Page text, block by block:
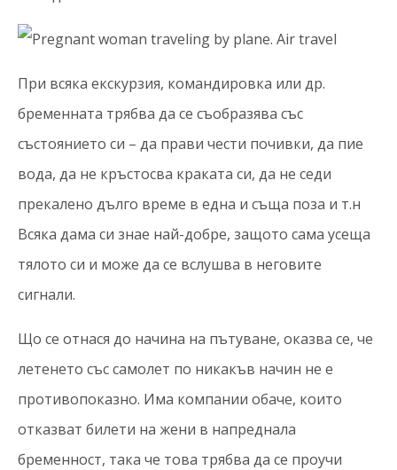
При всяка екскурзия, командировка или др.
бременната трябва да се съобразява със
състоянието си – да прави чести почивки, да пие
вода, да не кръстосва краката си, да не седи
прекалено дълго време в една и съща поза и т.н
Всяка дама си знае най-добре, защото сама усеща
тялото си и може да се вслушва в неговите
сигнали.
Що се отнася до начина на пътуване, оказва се, че
летенето със самолет по никакъв начин не е
противопоказно. Има компании обаче, които
отказват билети на жени в напреднала
бременност, така че това трябва да се проучи